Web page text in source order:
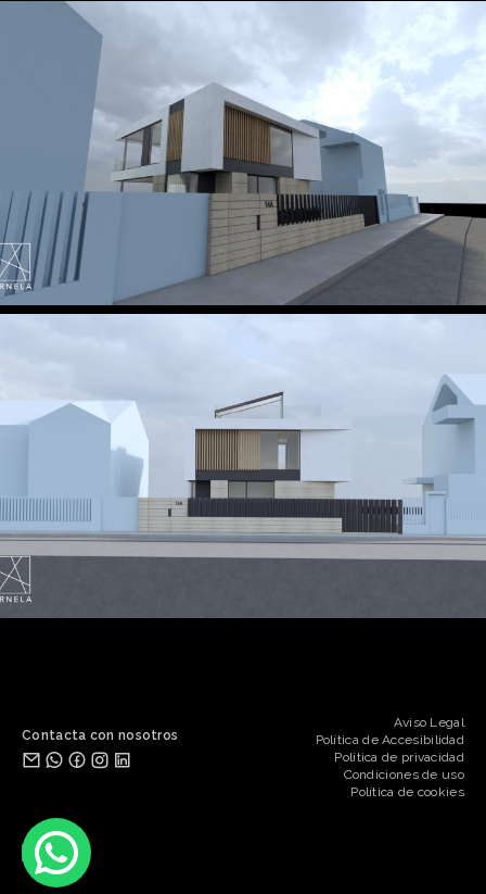
Contacta con nosotros
Aviso Legal
Política de Accesibilidad
Política de privacidad
Condiciones de uso
Política de cookies